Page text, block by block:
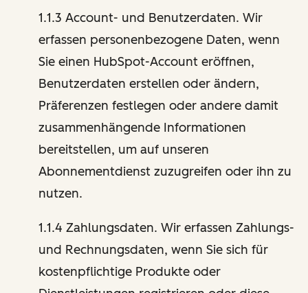
1.1.3 Account- und Benutzerdaten. Wir
erfassen personenbezogene Daten, wenn
Sie einen HubSpot-Account eröffnen,
Benutzerdaten erstellen oder ändern,
Präferenzen festlegen oder andere damit
zusammenhängende Informationen
bereitstellen, um auf unseren
Abonnementdienst zuzugreifen oder ihn zu
nutzen.
1.1.4 Zahlungsdaten. Wir erfassen Zahlungs-
und Rechnungsdaten, wenn Sie sich für
kostenpflichtige Produkte oder